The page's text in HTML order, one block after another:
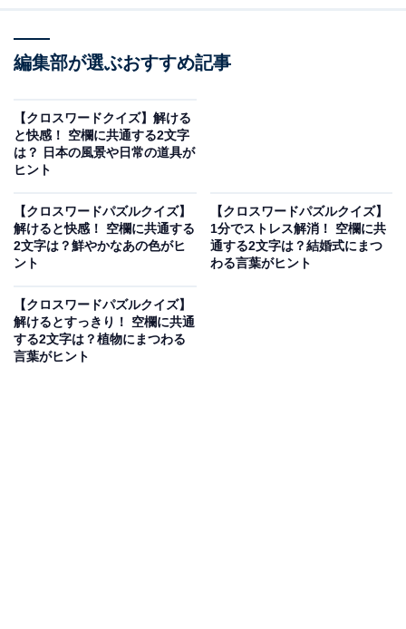
次ページ 正解を見る
編集部が選ぶおすすめ記事
【クロスワードクイズ】解ける
と快感！ 空欄に共通する2文字
は？ 日本の風景や日常の道具が
ヒント
【クロスワードパズルクイズ】
解けると快感！ 空欄に共通する
2文字は？鮮やかなあの色がヒ
ント
【クロスワードパズルクイズ】
1分でストレス解消！ 空欄に共
通する2文字は？結婚式にまつ
わる言葉がヒント
【クロスワードパズルクイズ】
解けるとすっきり！ 空欄に共通
する2文字は？植物にまつわる
言葉がヒント